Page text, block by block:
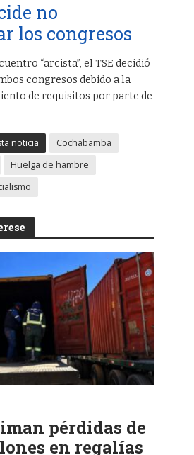
no
los congresos
“arcista”, el TSE decidió
congresos debido a la
de requisitos por parte de
noticia
Cochabamba
Huelga de hambre
pérdidas de
en regalías